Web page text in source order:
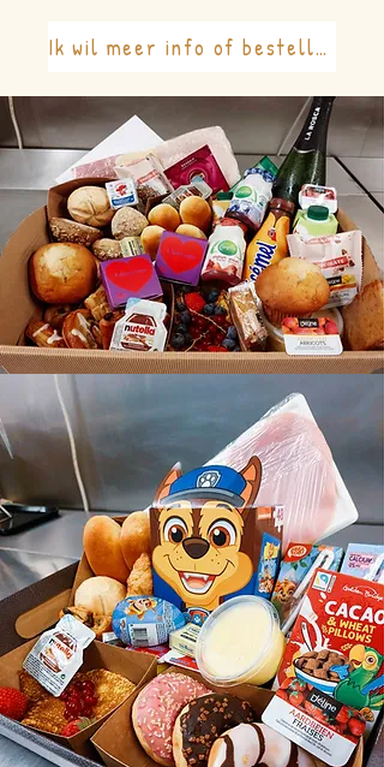
Ik wil meer info of bestellen